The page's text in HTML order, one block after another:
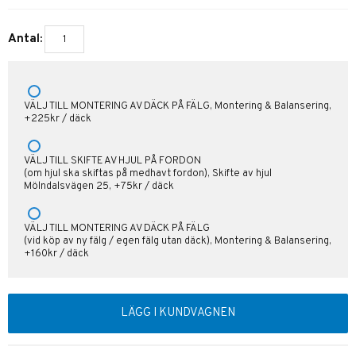
Antal:
VÄLJ TILL MONTERING AV DÄCK PÅ FÄLG, Montering & Balansering,
+225kr / däck
VÄLJ TILL SKIFTE AV HJUL PÅ FORDON
(om hjul ska skiftas på medhavt fordon), Skifte av hjul
Mölndalsvägen 25, +75kr / däck
VÄLJ TILL MONTERING AV DÄCK PÅ FÄLG
(vid köp av ny fälg / egen fälg utan däck), Montering & Balansering,
+160kr / däck
LÄGG I KUNDVAGNEN